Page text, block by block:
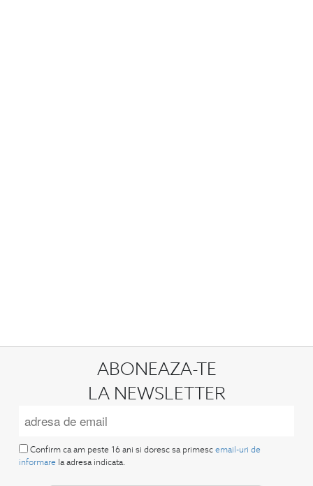
ABONEAZA-TE
LA NEWSLETTER
Confirm ca am peste 16 ani si doresc sa primesc email-uri de
informare la adresa indicata.